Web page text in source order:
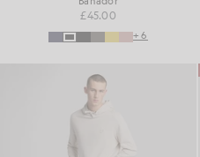
£45.00
+6